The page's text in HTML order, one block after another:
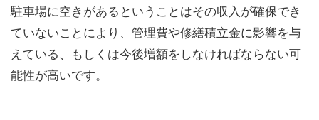
駐車場に空きがあるということはその収入が確保でき
ていないことにより、管理費や修繕積立金に影響を与
えている、もしくは今後増額をしなければならない可
能性が高いです。